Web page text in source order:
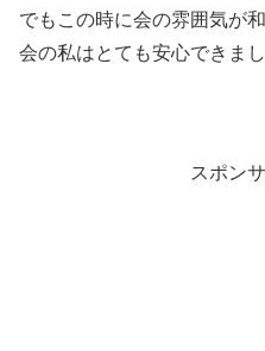
でもこの時に会の雰囲気が
会の私はとても安心できまし
スポン